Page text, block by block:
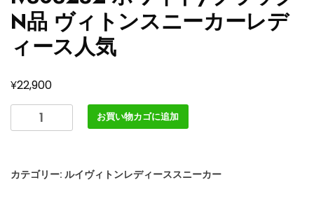
N品 ヴィトンスニーカーレデ
ィース人気
¥22,900
イ
ト
お買い物カゴに追加
カテゴリー: ルイヴィトンレディーススニーカー